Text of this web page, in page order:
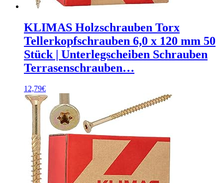
KLIMAS Holzschrauben Torx
Tellerkopfschrauben 6,0 x 120 mm 50
Stück | Unterlegscheiben Schrauben
Terrasenschrauben…
12,79€